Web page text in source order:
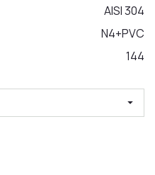
AISI 304
N4+PVC
144
arrow_drop_down